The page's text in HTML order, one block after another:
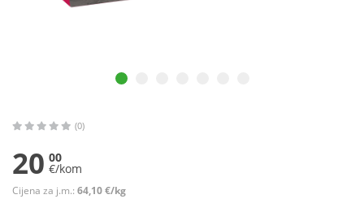
(0)
20 00
€/kom
Cijena za j.m.: 64,10 €/kg